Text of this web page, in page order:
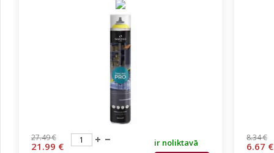
27.49 €
21.99 €
ir noliktavā
8.34 €
6.67 €